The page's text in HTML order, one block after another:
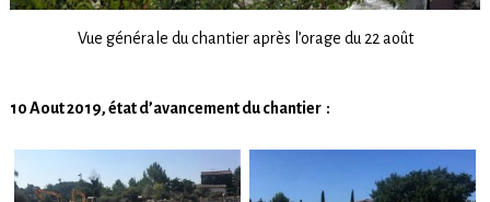
Vue générale du chantier après l’orage du 22 août
10 Aout 2019, état d’avancement du chantier :